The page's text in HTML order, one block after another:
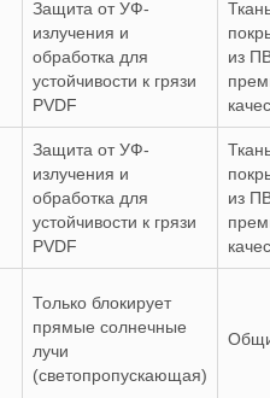
Защита от УФ-
излучения и
обработка для
устойчивости к грязи
PVDF
из
Защита от УФ-
излучения и
обработка для
устойчивости к грязи
PVDF
из
Только блокирует
прямые солнечные
лучи
(светопропускающая)